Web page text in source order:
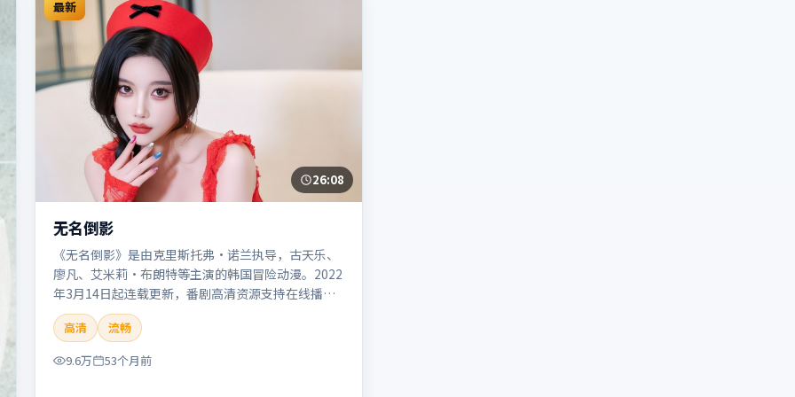
最新
26:08
无名倒影
《无名倒影》是由克里斯托弗·诺兰执导，古天乐、
廖凡、艾米莉·布朗特等主演的韩国冒险动漫。2022
年3月14日起连载更新，番剧高清资源支持在线播
放。剧情与看点：旅程险象环生，奇观与友情并行，
带来沉浸式探险体验。本片适合检索「无名倒影」
「克里斯托弗·诺兰」「冒险」「韩国」「2022」
「2022-03-14上映」等关键词的影迷阅读简介与主创
高清
流畅
9.6万
53个月前